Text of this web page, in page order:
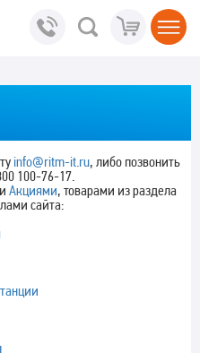
info@ritm-it.ru, либо позвонить
100-76-17.
Акциями, товарами из раздела
сайта: